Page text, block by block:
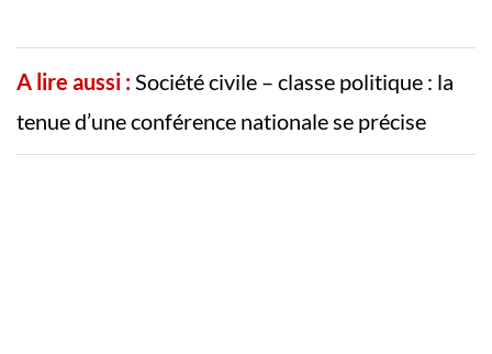
A lire aussi :Société civile – classe politique : la
tenue d’une conférence nationale se précise